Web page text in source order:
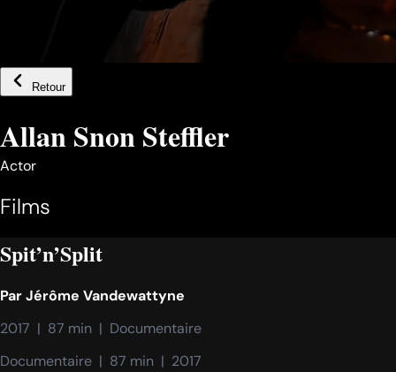
Retour
Allan Snon Steffler
Actor
Films
Spit’n’Split
ParJérôme Vandewattyne
2017  |  87 min  |  Documentaire
Documentaire  |  87 min  |  2017